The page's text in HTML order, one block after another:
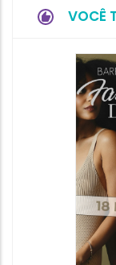
VOCÊ